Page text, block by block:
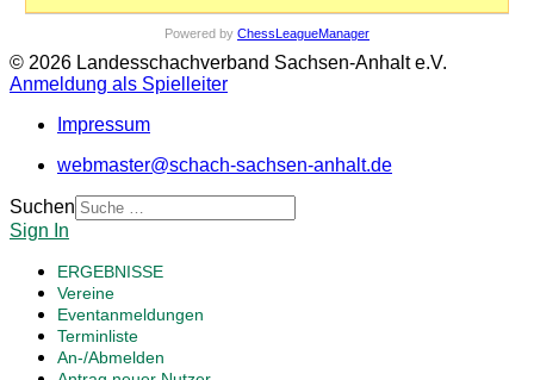
Powered by ChessLeagueManager
© 2026 Landesschachverband Sachsen-Anhalt e.V.
Anmeldung als Spielleiter
Impressum
webmaster@schach-sachsen-anhalt.de
Suchen
Sign In
ERGEBNISSE
Vereine
Eventanmeldungen
Terminliste
An-/Abmelden